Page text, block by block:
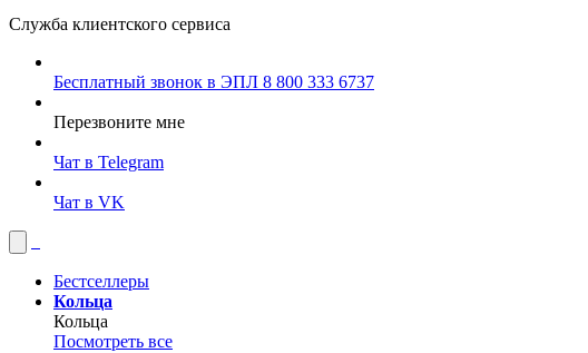
Служба клиентского сервиса
Бесплатный звонок в ЭПЛ 8 800 333 6737
Перезвоните мне
Чат в Telegram
Чат в VK
Бестселлеры
Кольца
Кольца
Посмотреть все